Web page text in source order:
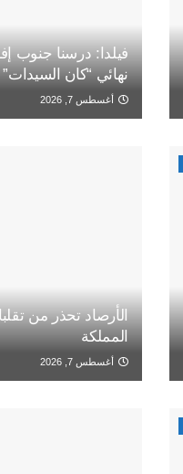
فيلدا: درسنا جنوب
نهائي “كان السيدات”
أغسطس 7, 2026
الأرصاد تحذر من
المملكة
أغسطس 7, 2026